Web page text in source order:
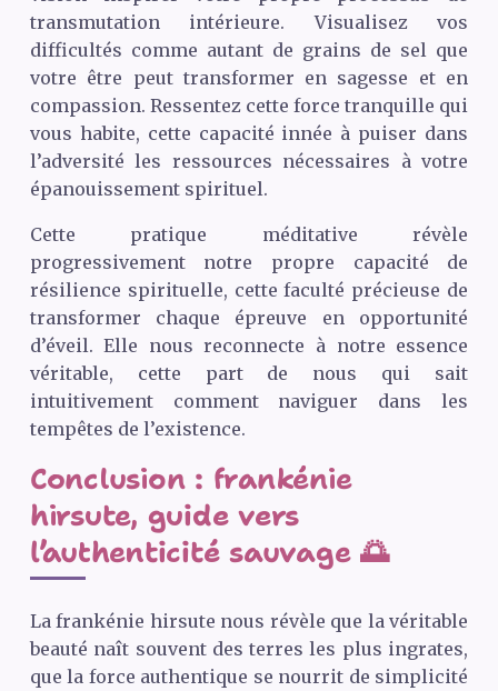
transmutation intérieure. Visualisez vos
difficultés comme autant de grains de sel que
votre être peut transformer en sagesse et en
compassion. Ressentez cette force tranquille qui
vous habite, cette capacité innée à puiser dans
l’adversité les ressources nécessaires à votre
épanouissement spirituel.
Cette pratique méditative révèle
progressivement notre propre capacité de
résilience spirituelle, cette faculté précieuse de
transformer chaque épreuve en opportunité
d’éveil. Elle nous reconnecte à notre essence
véritable, cette part de nous qui sait
intuitivement comment naviguer dans les
tempêtes de l’existence.
Conclusion : frankénie
hirsute, guide vers
l’authenticité sauvage 🌅
La frankénie hirsute nous révèle que la véritable
beauté naît souvent des terres les plus ingrates,
que la force authentique se nourrit de simplicité